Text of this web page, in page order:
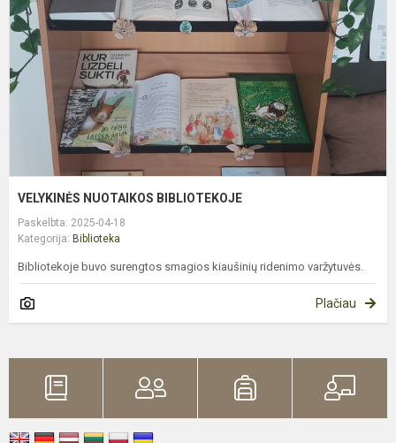
VELYKINĖS NUOTAIKOS BIBLIOTEKOJE
Paskelbta: 2025-04-18
Kategorija: Biblioteka
Bibliotekoje buvo surengtos smagios kiaušinių ridenimo varžytuvės.
Plačiau